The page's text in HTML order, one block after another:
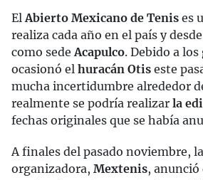
ElAbierto Mexicano de Tenis es
realiza cada año en el país y
como sedeAcapulco. Debido a
ocasionó el huracán Otis este
mucha incertidumbre alrededor
realmente se podría realizar la
fechas originales que se había
A finales del pasado noviembre,
organizadora, Mextenis, anunció